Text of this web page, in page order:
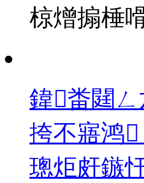
椋熷搧棰
鍏畨閮
挎不寤鸿
璁炬皯鏃